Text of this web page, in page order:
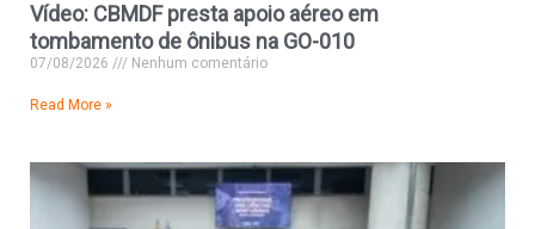
Vídeo: CBMDF presta apoio aéreo em
tombamento de ônibus na GO-010
07/08/2026 Nenhum comentário
Read More »